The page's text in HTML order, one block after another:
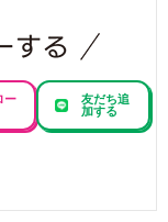
ー
友だち追
加する